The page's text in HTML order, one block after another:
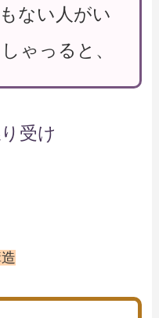
ない人がい
ゃっると、
受け